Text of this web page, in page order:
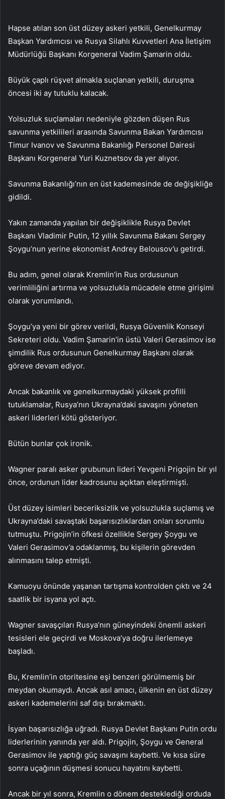
Hapse atılan son üst düzey askeri yetkili, Genelkurmay
Başkan Yardımcısı ve Rusya Silahlı Kuvvetleri Ana İletişim
Müdürlüğü Başkanı Korgeneral Vadim Şamarin oldu.
Büyük çaplı rüşvet almakla suçlanan yetkili, duruşma
öncesi iki ay tutuklu kalacak.
Yolsuzluk suçlamaları nedeniyle gözden düşen Rus
savunma yetkilileri arasında Savunma Bakan Yardımcısı
Timur Ivanov ve Savunma Bakanlığı Personel Dairesi
Başkanı Korgeneral Yuri Kuznetsov da yer alıyor.
Savunma Bakanlığı’nın en üst kademesinde de değişikliğe
gidildi.
Yakın zamanda yapılan bir değişiklikle Rusya Devlet
Başkanı Vladimir Putin, 12 yıllık Savunma Bakanı Sergey
Şoygu’nun yerine ekonomist Andrey Belousov’u getirdi.
Bu adım, genel olarak Kremlin’in Rus ordusunun
verimliliğini artırma ve yolsuzlukla mücadele etme girişimi
olarak yorumlandı.
Şoygu’ya yeni bir görev verildi, Rusya Güvenlik Konseyi
Sekreteri oldu. Vadim Şamarin’in üstü Valeri Gerasimov ise
şimdilik Rus ordusunun Genelkurmay Başkanı olarak
göreve devam ediyor.
Ancak bakanlık ve genelkurmaydaki yüksek profilli
tutuklamalar, Rusya’nın Ukrayna’daki savaşını yöneten
askeri liderleri kötü gösteriyor.
Bütün bunlar çok ironik.
Wagner paralı asker grubunun lideri Yevgeni Prigojin bir yıl
önce, ordunun lider kadrosunu açıktan eleştirmişti.
Üst düzey isimleri beceriksizlik ve yolsuzlukla suçlamış ve
Ukrayna’daki savaştaki başarısızlıklardan onları sorumlu
tutmuştu. Prigojin’in öfkesi özellikle Sergey Şoygu ve
Valeri Gerasimov’a odaklanmış, bu kişilerin görevden
alınmasını talep etmişti.
Kamuoyu önünde yaşanan tartışma kontrolden çıktı ve 24
saatlik bir isyana yol açtı.
Wagner savaşçıları Rusya’nın güneyindeki önemli askeri
tesisleri ele geçirdi ve Moskova’ya doğru ilerlemeye
başladı.
Bu, Kremlin’in otoritesine eşi benzeri görülmemiş bir
meydan okumaydı. Ancak asıl amacı, ülkenin en üst düzey
askeri kademelerini saf dışı bırakmaktı.
İsyan başarısızlığa uğradı. Rusya Devlet Başkanı Putin ordu
liderlerinin yanında yer aldı. Prigojin, Şoygu ve General
Gerasimov ile yaptığı güç savaşını kaybetti. Ve kısa süre
sonra uçağının düşmesi sonucu hayatını kaybetti.
Ancak bir yıl sonra, Kremlin o dönem desteklediği orduda